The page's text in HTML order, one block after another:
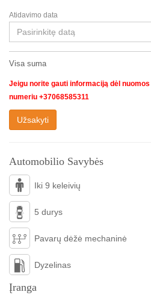
Atidavimo data
Visa suma
Jeigu norite gauti informaciją dėl
numeriu +37068585311
Užsakyti
Automobilio Savybės
Iki 9 keleivių
5 durys
Pavarų dėžė mechaninė
Dyzelinas
Įranga